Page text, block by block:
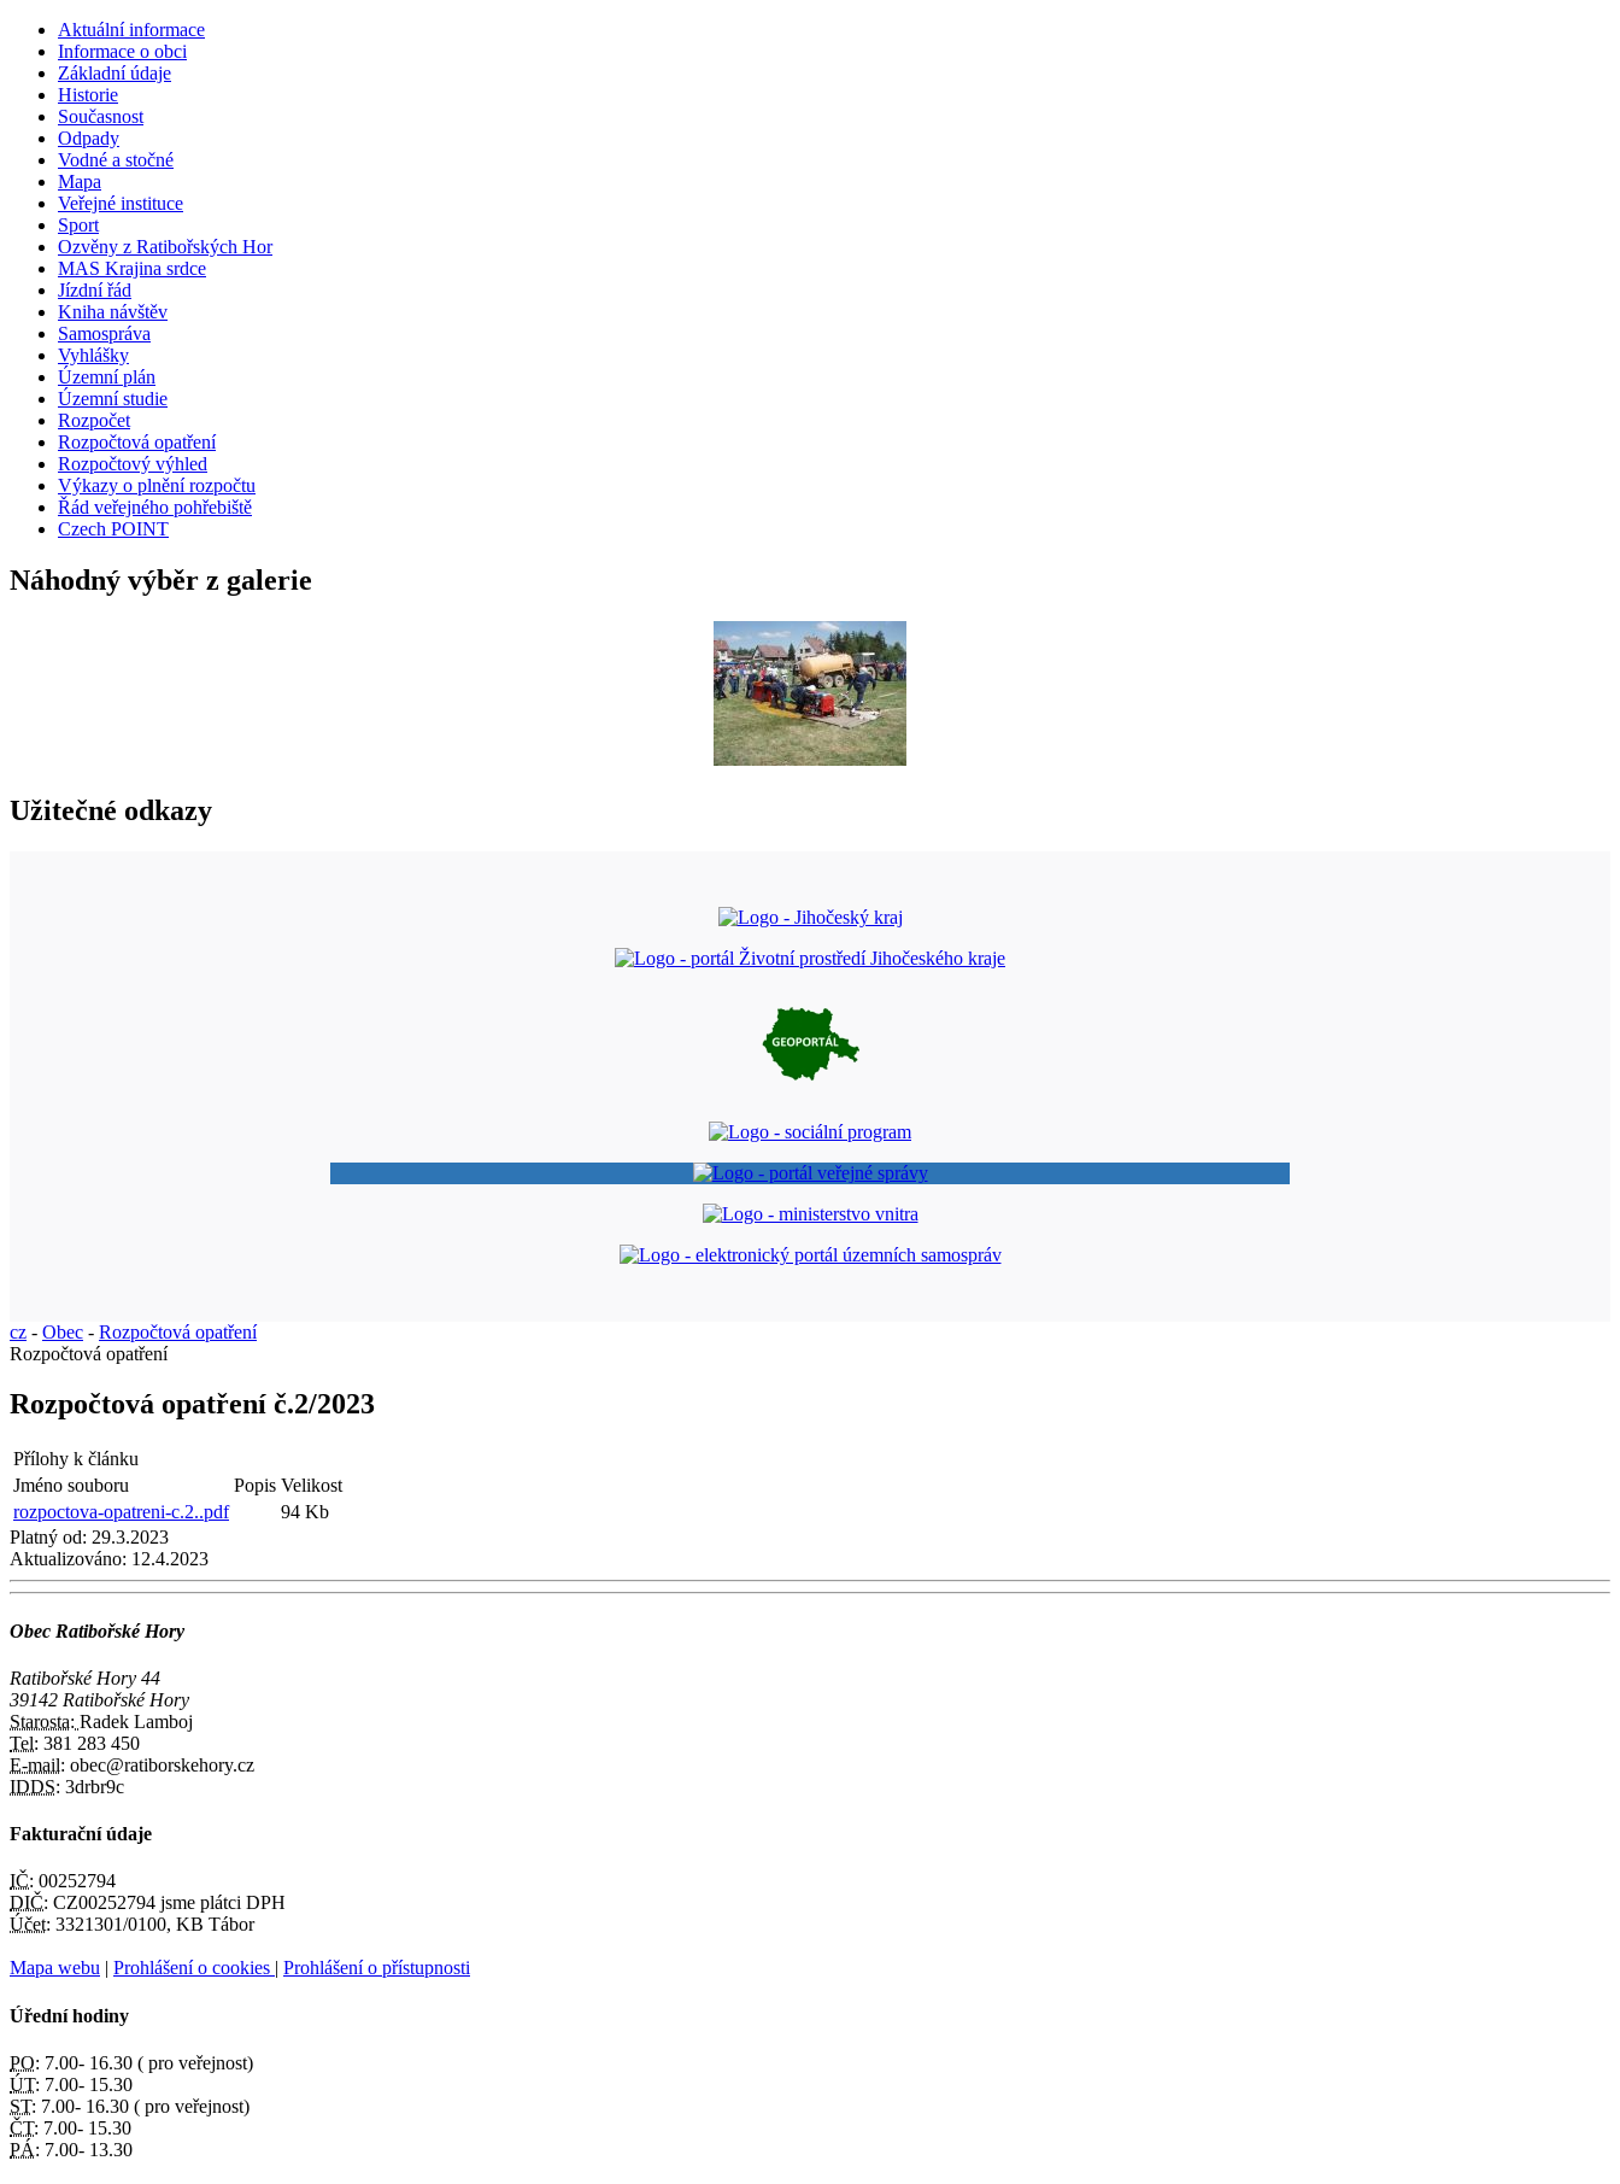
Aktuální informace
Informace o obci
Základní údaje
Historie
Současnost
Odpady
Vodné a stočné
Mapa
Veřejné instituce
Sport
Ozvěny z Ratibořských Hor
MAS Krajina srdce
Jízdní řád
Kniha návštěv
Samospráva
Vyhlášky
Územní plán
Územní studie
Rozpočet
Rozpočtová opatření
Rozpočtový výhled
Výkazy o plnění rozpočtu
Řád veřejného pohřebiště
Czech POINT
Náhodný výběr z galerie
Užitečné odkazy
cz - Obec - Rozpočtová opatření
Rozpočtová opatření
Rozpočtová opatření č.2/2023
Přílohy k článku
Jméno souboru
Popis Velikost
rozpoctova-opatreni-c.2..pdf
94 Kb
Platný od: 29.3.2023
Aktualizováno: 12.4.2023
Obec Ratibořské Hory
Ratibořské Hory 44
39142 Ratibořské Hory
Starosta: Radek Lamboj
Tel: 381 283 450
E-mail: obec@ratiborskehory.cz
IDDS: 3drbr9c
Fakturační údaje
IČ: 00252794
DIČ: CZ00252794 jsme plátci DPH
Účet: 3321301/0100, KB Tábor
Mapa webu | Prohlášení o cookies | Prohlášení o přístupnosti
Úřední hodiny
PO: 7.00- 16.30 ( pro veřejnost)
ÚT: 7.00- 15.30
ST: 7.00- 16.30 ( pro veřejnost)
ČT: 7.00- 15.30
PÁ: 7.00- 13.30